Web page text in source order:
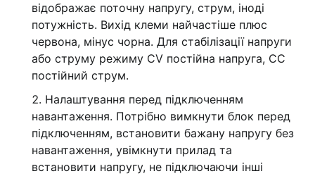
відображає поточну напругу, струм, іноді
потужність. Вихід клеми найчастіше плюс
червона, мінус чорна. Для стабілізації напруги
або струму режиму CV постійна напруга, CC
постійний струм.
Налаштування перед підключенням
навантаження. Потрібно вимкнути блок перед
підключенням, встановити бажану напругу без
навантаження, увімкнути прилад та
встановити напругу, не підключаючи інші